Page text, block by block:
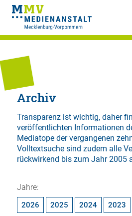
Archiv
Transparenz ist wichtig, daher
veröffentlichten Informationen
Mediatope der vergangenen
Volltextsuchesind zudem alle
rückwirkend bis zum Jahr 2005
Jahre:
2026 2025 2024 2023